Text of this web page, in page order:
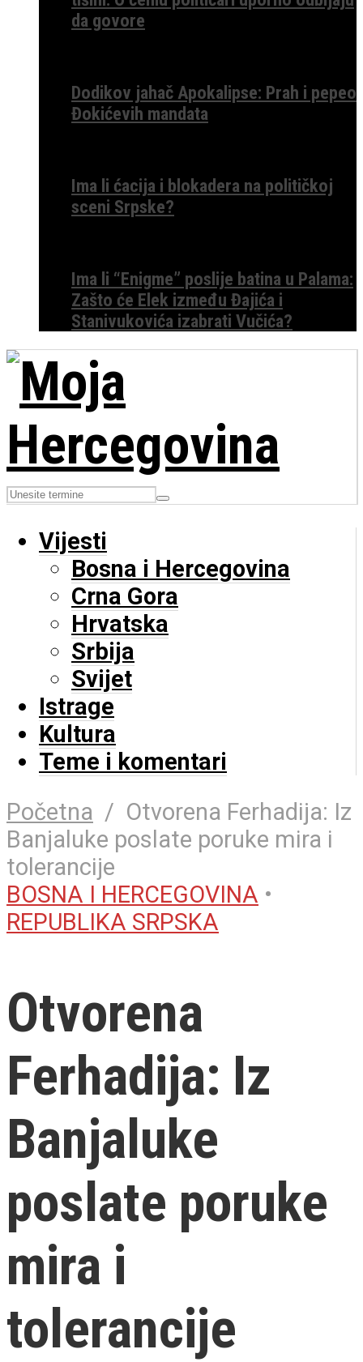
da govore
Dodikov jahač Apokalipse: Prah i pepeo
Đokićevih mandata
Ima li ćacija i blokadera na političkoj
sceni Srpske?
Ima li “Enigme” poslije batina u Palama:
Zašto će Elek između Đajića i
Stanivukovića izabrati Vučića?
Vijesti
Bosna i Hercegovina
Crna Gora
Hrvatska
Srbija
Svijet
Istrage
Kultura
Teme i komentari
Početna / Otvorena Ferhadija: Iz
Banjaluke poslate poruke mira i
tolerancije
BOSNA I HERCEGOVINA •
REPUBLIKA SRPSKA
Otvorena
Ferhadija: Iz
Banjaluke
poslate poruke
mira i
tolerancije